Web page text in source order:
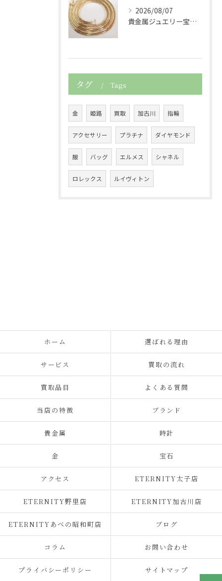
2026/08/07
貴金属ジュエリー宝石750K18金製の喜平ネックレスを買取さ...
タグ Tags
金 姫路 買取 加古川 指輪
アクセサリー プラチナ ダイヤモンド
服 バッグ エルメス シャネル
ロレックス ルイヴィトン
ホーム 選ばれる理由
サービス 買取の流れ
買取品目 よくある質問
当店の特徴 ブランド
貴金属 時計
金 宝石
アクセス ETERNITY太子店
ETERNITY野里店 ETERNITY加古川店
ETERNITYあべの昭和町店 ブログ
コラム お問い合わせ
プライバシーポリシー サイトマップ